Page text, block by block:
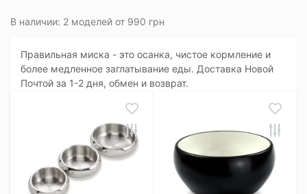
В наличии: 2 моделей от 990 грн
Правильная миска - это осанка, чистое кормление и
более медленное заглатывание еды. Доставка Новой
Почтой за 1-2 дня, обмен и возврат.